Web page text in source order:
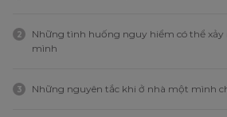
2
Những tình huống nguy hiểm có thể xảy
mình
3 Những nguyên tắc khi ở nhà một mình